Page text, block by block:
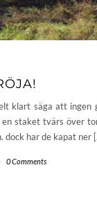
klart säga att ingen
en staket tvärs över
dock har de kapat ner
0 Comments